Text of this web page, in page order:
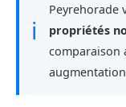
ℹ
Peyrehorade
propriétés
comparaison